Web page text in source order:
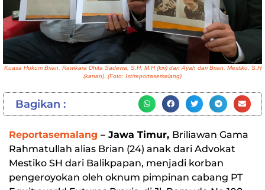
Kuasa Hukum Brian, Rawikara Dhita Sadewa, S.H, M.H (kiri) dan Ayah dari Brian, Mestiko, S.H
(kanan). (Foto: Ist/reportasemalang)
Bagikan :
Reportasemalang – Jawa Timur, Briliawan Gama
Rahmatullah alias Brian (24) anak dari Advokat
Mestiko SH dari Balikpapan, menjadi korban
pengeroyokan oleh oknum pimpinan cabang PT